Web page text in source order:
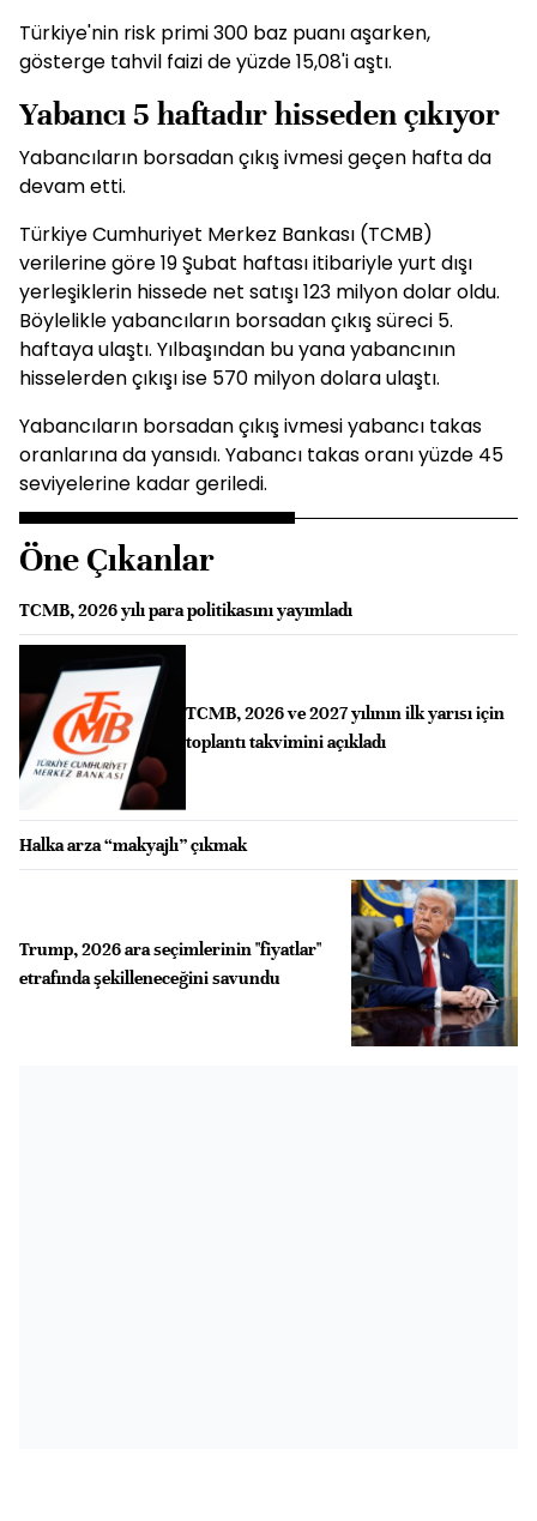
Türkiye'nin risk primi 300 baz puanı aşarken,
gösterge tahvil faizi de yüzde 15,08'i aştı.
Yabancı 5 haftadır hisseden çıkıyor
Yabancıların borsadan çıkış ivmesi geçen hafta da
devam etti.
Türkiye Cumhuriyet Merkez Bankası (TCMB)
verilerine göre 19 Şubat haftası itibariyle yurt dışı
yerleşiklerin hissede net satışı 123 milyon dolar oldu.
Böylelikle yabancıların borsadan çıkış süreci 5.
haftaya ulaştı. Yılbaşından bu yana yabancının
hisselerden çıkışı ise 570 milyon dolara ulaştı.
Yabancıların borsadan çıkış ivmesi yabancı takas
oranlarına da yansıdı. Yabancı takas oranı yüzde 45
seviyelerine kadar geriledi.
Öne Çıkanlar
TCMB, 2026 yılı para politikasını yayımladı
TCMB, 2026 ve 2027 yılının ilk yarısı için
toplantı takvimini açıkladı
Halka arza “makyajlı” çıkmak
Trump, 2026 ara seçimlerinin "fiyatlar"
etrafında şekilleneceğini savundu